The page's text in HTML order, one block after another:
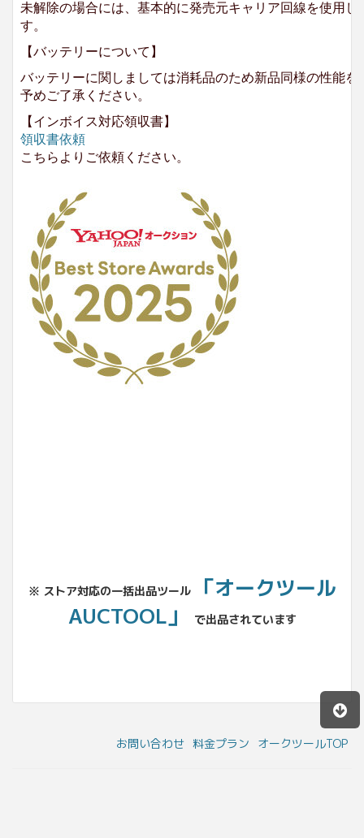
未解除の場合には、基本的に発売元キャリア回線を使用
す。
【バッテリーについて】
バッテリーに関しましては消耗品のため新品同様の性能
予めご了承ください。
【インボイス対応領収書】
領収書依頼
こちらよりご依頼ください。
※ ストア対応の一括出品ツール
「オークツール
AUCTOOL」
で出品されています
お問い合わせ 料金プラン オークツールTOP